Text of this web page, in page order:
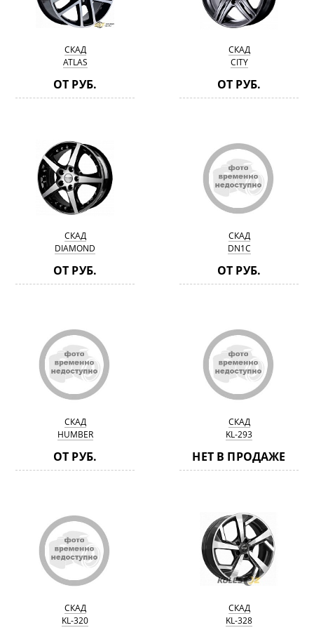
СКАД
ATLAS
ОТ РУБ.
СКАД
CITY
ОТ РУБ.
СКАД
DIAMOND
ОТ РУБ.
СКАД
DN1C
ОТ РУБ.
СКАД
HUMBER
ОТ РУБ.
СКАД
KL-293
НЕТ В ПРОДАЖЕ
СКАД
KL-320
СКАД
KL-328